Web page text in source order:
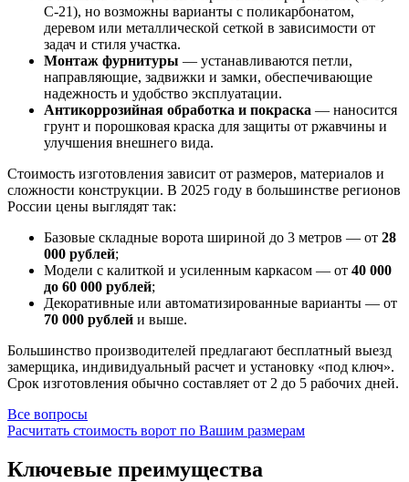
С-21), но возможны варианты с поликарбонатом,
деревом или металлической сеткой в зависимости от
задач и стиля участка.
Монтаж фурнитуры — устанавливаются петли,
направляющие, задвижки и замки, обеспечивающие
надежность и удобство эксплуатации.
Антикоррозийная обработка и покраска — наносится
грунт и порошковая краска для защиты от ржавчины и
улучшения внешнего вида.
Стоимость изготовления зависит от размеров, материалов и
сложности конструкции. В 2025 году в большинстве регионов
России цены выглядят так:
Базовые складные ворота шириной до 3 метров — от 28
000 рублей;
Модели с калиткой и усиленным каркасом — от 40 000
до 60 000 рублей;
Декоративные или автоматизированные варианты — от
70 000 рублей и выше.
Большинство производителей предлагают бесплатный выезд
замерщика, индивидуальный расчет и установку «под ключ».
Срок изготовления обычно составляет от 2 до 5 рабочих дней.
Все вопросы
Расчитать стоимость ворот по Вашим размерам
Ключевые преимущества